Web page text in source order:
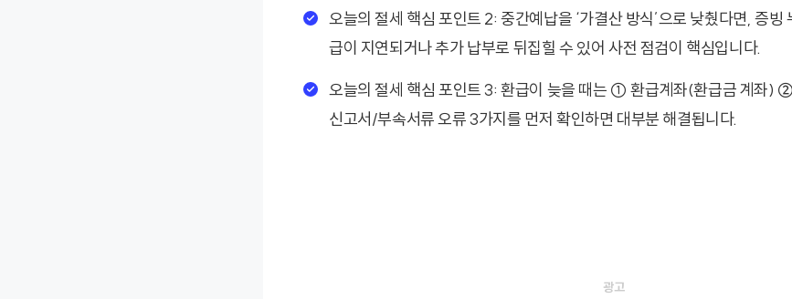
오늘의 절세 핵심 포인트 2: 중간예납을 ‘가결산 방식’으로 낮췄다면, 증
급이 지연되거나 추가 납부로 뒤집힐 수 있어 사전 점검이 핵심입니다.
오늘의 절세 핵심 포인트 3: 환급이 늦을 때는 ① 환급계좌(환급금 계좌)
신고서/부속서류 오류 3가지를 먼저 확인하면 대부분 해결됩니다.